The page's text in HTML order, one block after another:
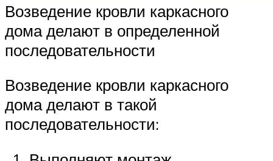
Возведение кровли каркасного
дома делают в определенной
последовательности
Возведение кровли каркасного
дома делают в такой
последовательности: